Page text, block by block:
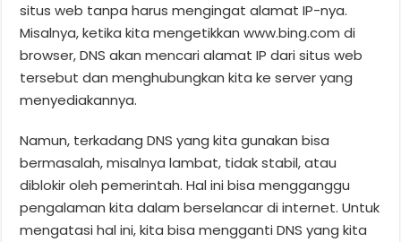
situs web tanpa harus mengingat alamat IP-nya.
Misalnya, ketika kita mengetikkan www.bing.com di
browser, DNS akan mencari alamat IP dari situs web
tersebut dan menghubungkan kita ke server yang
menyediakannya.
Namun, terkadang DNS yang kita gunakan bisa
bermasalah, misalnya lambat, tidak stabil, atau
diblokir oleh pemerintah. Hal ini bisa mengganggu
pengalaman kita dalam berselancar di internet. Untuk
mengatasi hal ini, kita bisa mengganti DNS yang kita